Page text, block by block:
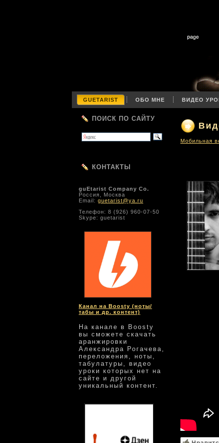
GUETARIST ОБО МНЕ ВИДЕО
ПОИСК ПО САЙТУ
КОНТАКТЫ
guEtarist Company Co.
Россия, Москва
Email: guetarist@ya.ru
Телефон: 8 (926) 960-07-50
Skype: guetarist
Канал на Boosty (ноты/
табы и др. контент)
На канале в Boosty
вы сможете скачать
аранжировки
Александра Рогачева,
переложения, ноты,
табулатуры, видео
уроки которых нет на
сайте и другой
уникальный контент.
Мобильная
GuEtarist